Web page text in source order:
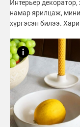
Интерьер
намар ярилцаж,
хүргэсэн билээ.